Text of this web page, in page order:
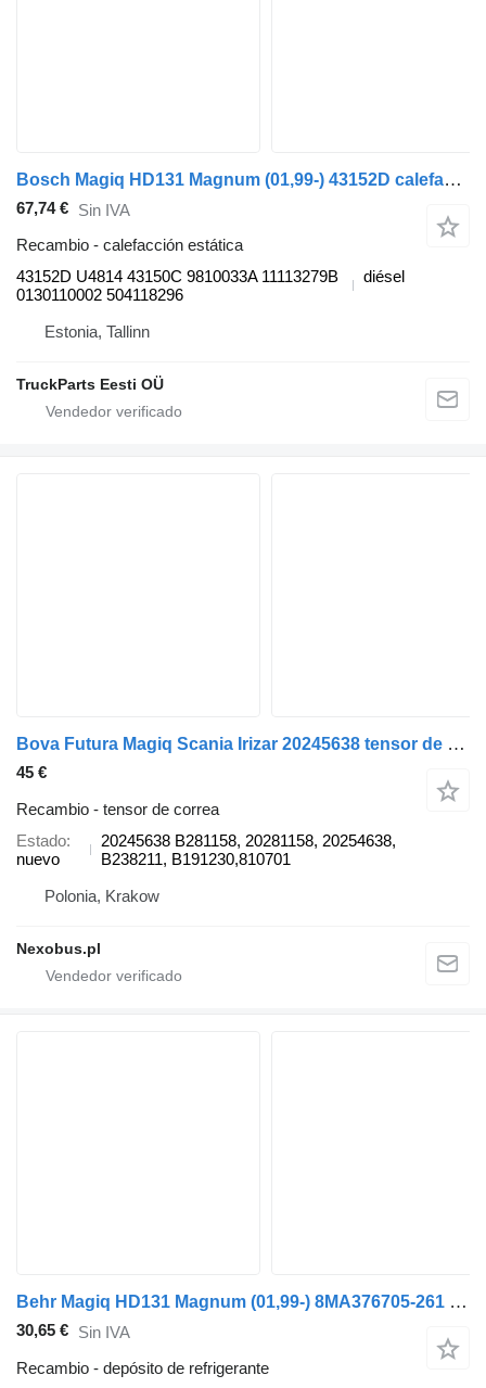
Bosch Magiq HD131 Magnum (01,99-) 43152D calefacción estática para Bova Magiq (1999-2010) autobús
67,74 € Sin IVA
Recambio - calefacción estática
43152D U4814 43150C 9810033A 11113279B
0130110002 504118296
diésel
Estonia, Tallinn
TruckParts Eesti OÜ
Bova Futura Magiq Scania Irizar 20245638 tensor de correa para autobús
45 €
Recambio - tensor de correa
Estado
nuevo
20245638 B281158, 20281158, 20254638,
B238211, B191230,810701
Polonia, Krakow
Nexobus.pl
Behr Magiq HD131 Magnum (01,99-) 8MA376705-261 depósito de refrigerante para Bova Magiq (1999-2010) autobús
30,65 € Sin IVA
Recambio - depósito de refrigerante